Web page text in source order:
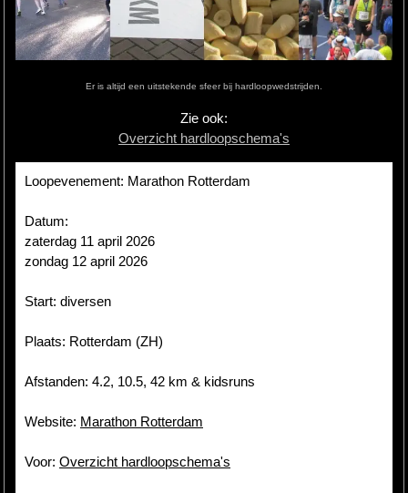
Hardlopen
Site
Er is altijd een uitstekende sfeer bij hardloopwedstrijden.
Zie ook:
Overzicht hardloopschema's
Loopevenement: Marathon Rotterdam
Datum:
zaterdag 11 april 2026
zondag 12 april 2026
Start: diversen
Plaats: Rotterdam (ZH)
Afstanden: 4.2, 10.5, 42 km & kidsruns
Website: Marathon Rotterdam
Voor: Overzicht hardloopschema's